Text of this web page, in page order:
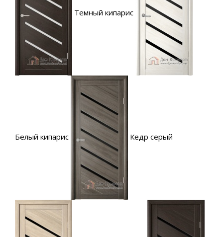
Темный кипарис
Белый кипарис Кедр серый